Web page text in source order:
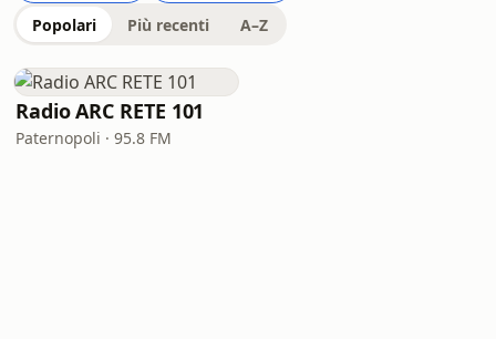
Popolari Più recenti A–Z
Radio ARC RETE 101
Paternopoli · 95.8 FM